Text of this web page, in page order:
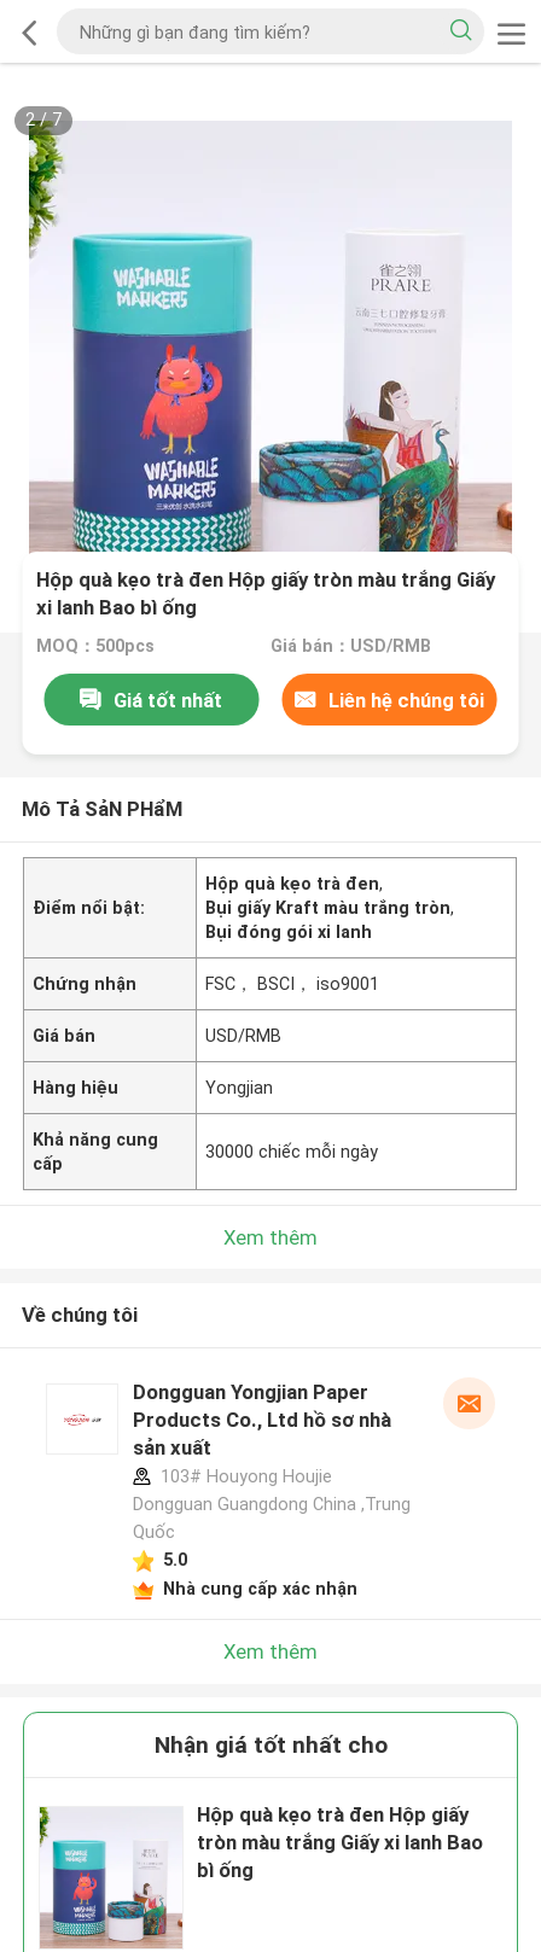
2/7
Hộp quà kẹo trà đen Hộp giấy tròn màu trắng Giấy
xi lanh Bao bì ống
MOQ：500pcs Giá bán：USD/RMB
Giá tốt nhất Liên hệ chúng tôi
Mô Tả SảN PHẩM
Điểm nổi bật:
Hộp quà kẹo trà đen,
Bụi giấy Kraft màu trắng tròn,
Bụi đóng gói xi lanh
Chứng nhận FSC， BSCI， iso9001
Giá bán USD/RMB
Hàng hiệu Yongjian
Khả năng cung
cấp
30000 chiếc mỗi ngày
Xem thêm
Về chúng tôi
Dongguan Yongjian Paper
Products Co., Ltd hồ sơ nhà
sản xuất
103# Houyong Houjie
Dongguan Guangdong China ,Trung
Quốc
5.0
Nhà cung cấp xác nhận
Xem thêm
Nhận giá tốt nhất cho
Hộp quà kẹo trà đen Hộp giấy
tròn màu trắng Giấy xi lanh Bao
bì ống